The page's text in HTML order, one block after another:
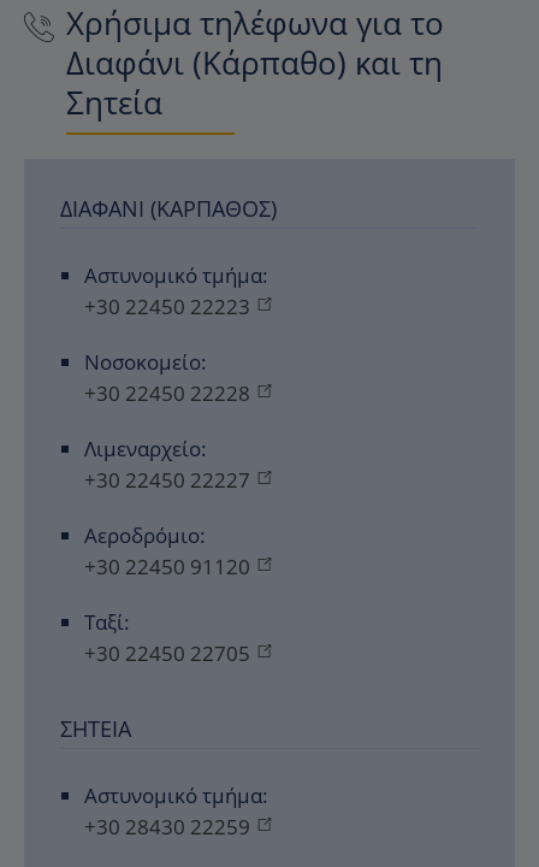
Χρήσιμα τηλέφωνα για το
Διαφάνι (Κάρπαθο) και τη
Σητεία
ΔΙΑΦΆΝΙ (ΚΆΡΠΑΘΟΣ)
Αστυνομικό τμήμα:
+30 22450 22223
Νοσοκομείο:
+30 22450 22228
Λιμεναρχείο:
+30 22450 22227
Αεροδρόμιο:
+30 22450 91120
Ταξί:
+30 22450 22705
ΣΗΤΕΊΑ
Αστυνομικό τμήμα:
+30 28430 22259